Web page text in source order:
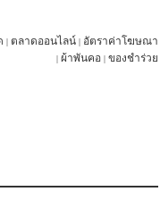
| ตลาดออนไลน์ | อัตราค่าโฆษณา
| ผ้าพันคอ | ของชำร่วย